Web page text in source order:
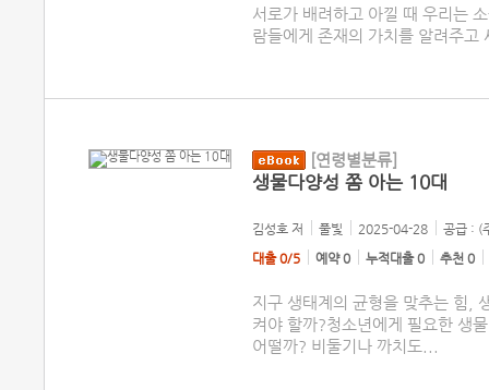
서로가 배려하고 아낄 때 우리는
람들에게 존재의 가치를 알려주고
[연령별분류]
생물다양성 쫌 아는 10대
김성호 저 풀빛 2025-04-28
공급 : (
대출 0/5
예약 0 누적대출 0 추천 0
지구 생태계의 균형을 맞추는 힘,
켜야 할까?청소년에게 필요한 생
어떨까? 비둘기나 까치도